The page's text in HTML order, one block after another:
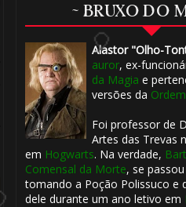
~ BRUXO DO
Alastor "Olho-
auror, ex-
da Magia e
versões da
Foi professor de
Artes das Trevas
em Hogwarts. Na verdade,
Comensal da Morte, se
tomando a Poção Polissuco e
dele durante um ano letivo em
1️⃣ 8️⃣